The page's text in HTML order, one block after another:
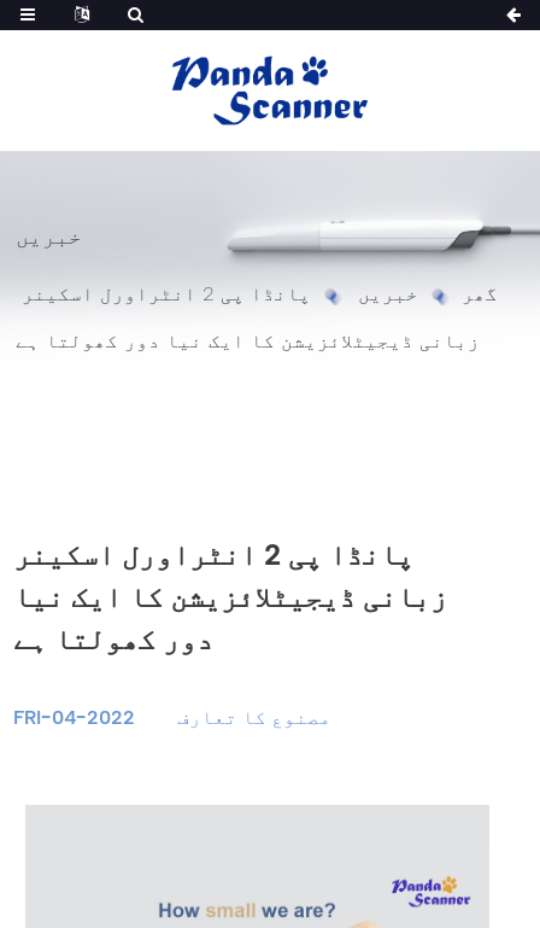
خبریں
گھر خبریں پانڈا پی 2 انٹراورل اسکینر
زبانی ڈیجیٹلائزیشن کا ایک نیا دور کھولتا ہے
پانڈا پی 2 انٹراورل اسکینر
زبانی ڈیجیٹلائزیشن کا ایک نیا
دور کھولتا ہے
FRI-04-2022 مصنوع کا تعارف